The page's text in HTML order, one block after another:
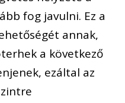
fog javulni. Ez a
annak,
a következő
ezáltal az